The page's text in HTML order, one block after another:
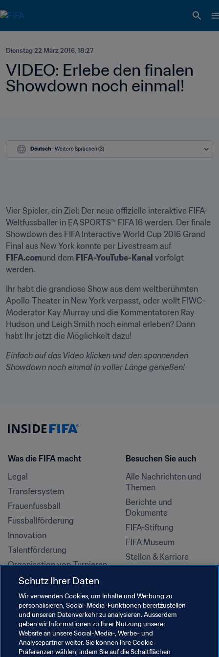
Dienstag 22 März 2016, 18:27
VIDEO: Erlebe den finalen
Showdown noch einmal!
Deutsch - Weitere Sprachen (3)
Vier Spieler, ein Ziel: Der neue offizielle interaktive FIFA-
Weltfussballer in EA SPORTS™ FIFA 16 werden. Der finale
Showdown des FIFA Interactive World Cup 2016 Grand
Final aus New York konnte per Livestream auf
FIFA.comund dem FIFA-YouTube-Kanal verfolgt
werden.
Ihr habt die grandiose Show aus dem weltberühmten
Apollo Theater in New York verpasst, oder wollt FIWC-
Moderator Kay Murray und die Kommentatoren Ray
Hudson und Leigh Smith noch einmal erleben? Dann
habt Ihr jetzt die Möglichkeit dazu!
Einfach auf das Video klicken und den spannenden
Showdown noch einmal in voller Länge genießen!
Was die FIFA macht
Legal
Transfersystem
Frauenfussball
Fussballförderung
Innovation
Talentförderung
Organisation von Turnieren
Nachhaltigkeit
Menschenrechte und
Antidiskriminierung
Gesundheit und Medizin
Bildungsinitiativen
Besuchen Sie auch
Alle Nachrichten und
Themen
Berichte und
Dokumente
FIFA-Stiftung
FIFA Museum
Stellen & Karriere
Schutz Ihrer Daten
Wir verwenden Cookies, um Inhalte und Werbung zu
personalisieren, Social-Media-Funktionen bereitzustellen
und unseren Datenverkehr zu analysieren. Ausserdem
geben wir Informationen zu Ihrer Nutzung unserer
Website an unsere Social-Media-, Werbe- und
Analysepartner weiter. Sie können Ihre Cookie-
Präferenzen wählen, indem Sie auf die Schaltflächen